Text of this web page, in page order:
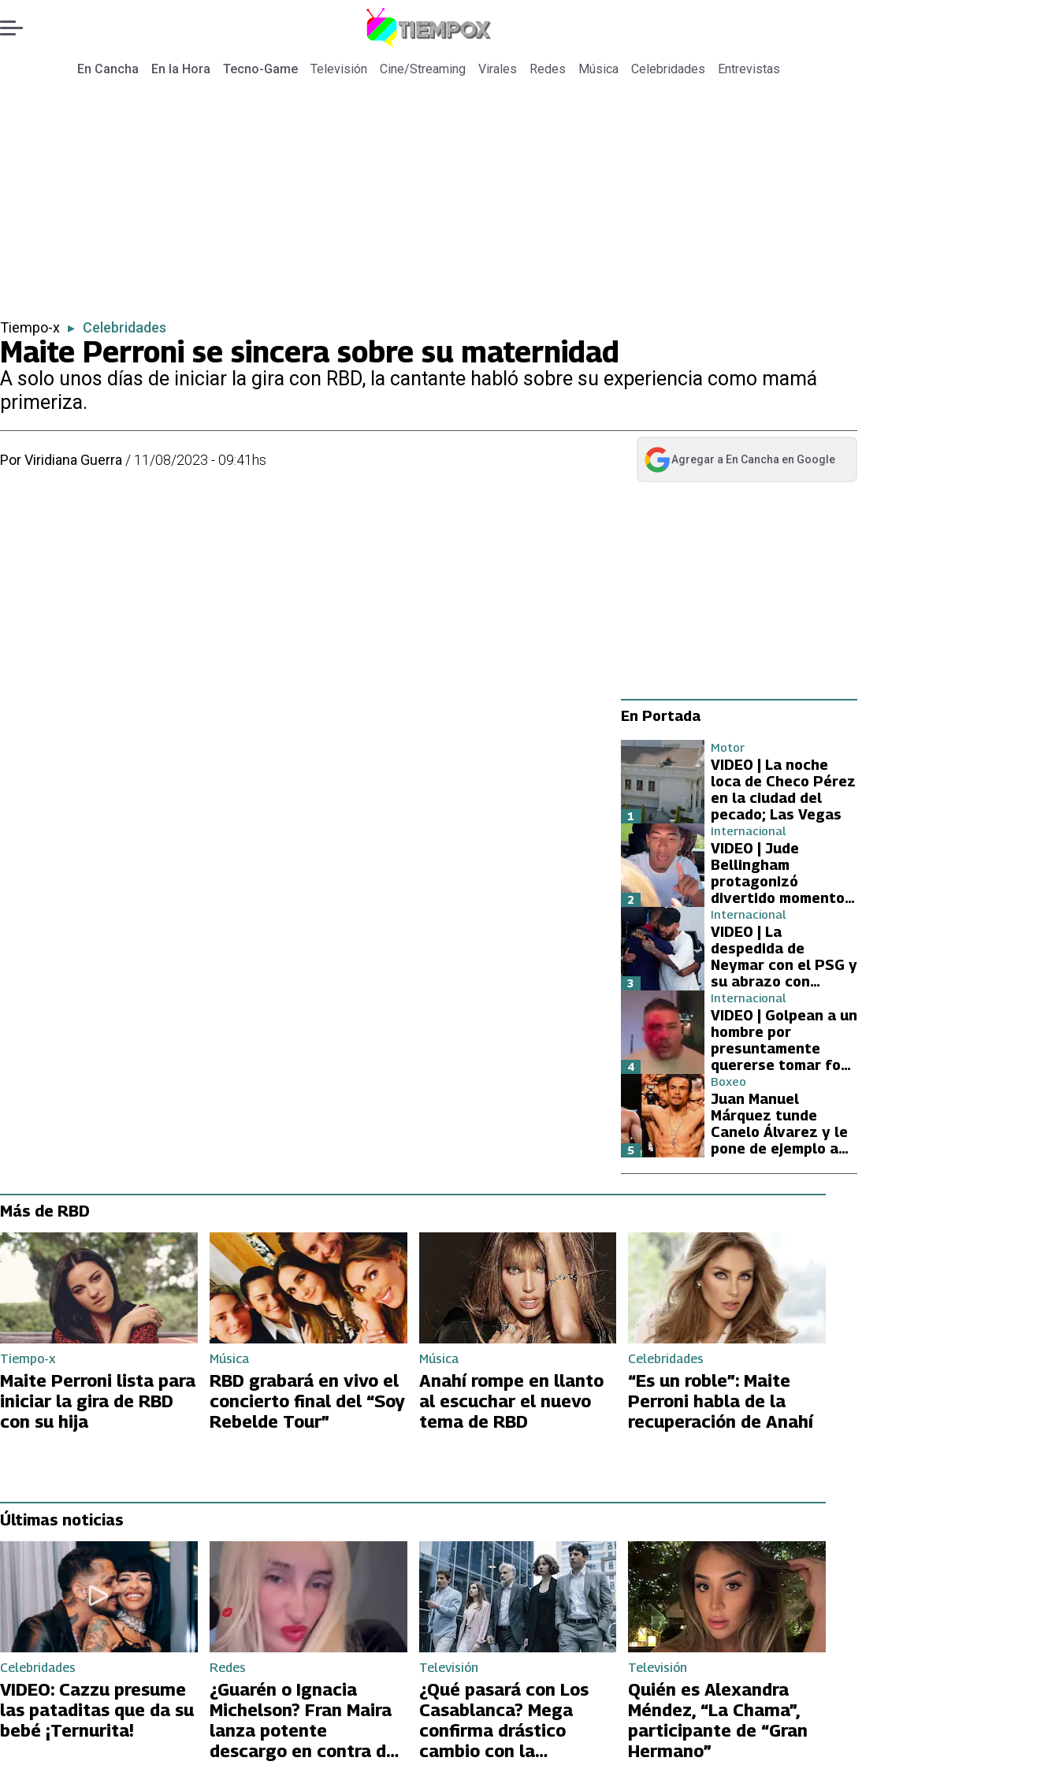
En Cancha En la Hora Tecno-Game Televisión Cine/Streaming Virales Redes Música Celebridades Entrevistas
Tiempo-x ▸ Celebridades
Maite Perroni se sincera sobre su maternidad
A solo unos días de iniciar la gira con RBD, la cantante habló sobre su experiencia como mamá
primeriza.
PorViridiana Guerra / 11/08/2023 - 09:41hs Agregar a En Cancha en Google
abre en nueva pestaña
En Portada
Motor
VIDEO | La noche
loca de Checo Pérez
en la ciudad del
pecado; Las Vegas
1
Internacional
VIDEO | Jude
Bellingham
protagonizó
divertido momento
con aficionada del
Real Madrid
2
Internacional
VIDEO | La
despedida de
Neymar con el PSG y
su abrazo con
Kylian Mbappé
3
Internacional
VIDEO | Golpean a un
hombre por
presuntamente
quererse tomar foto
con Lionel Messi
4
Boxeo
Juan Manuel
Márquez tunde
Canelo Álvarez y le
pone de ejemplo a
5
Más de RBD
Tiempo-x
Maite Perroni lista para
iniciar la gira de RBD
con su hija
Música
RBD grabará en vivo el
concierto final del “Soy
Rebelde Tour”
Música
Anahí rompe en llanto
al escuchar el nuevo
tema de RBD
Celebridades
“Es un roble”: Maite
Perroni habla de la
recuperación de Anahí
Últimas noticias
Celebridades
VIDEO: Cazzu presume
las pataditas que da su
bebé ¡Ternurita!
Redes
¿Guarén o Ignacia
Michelson? Fran Maira
lanza potente
descargo en contra de
Televisión
¿Qué pasará con Los
Casablanca? Mega
confirma drástico
cambio con la
Televisión
Quién es Alexandra
Méndez, “La Chama”,
participante de “Gran
Hermano”